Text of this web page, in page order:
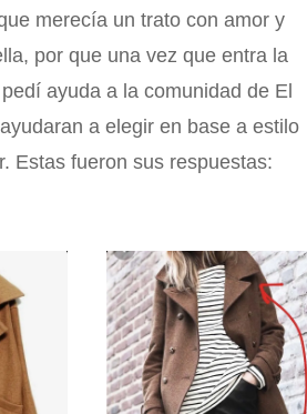
merecía un trato con amor y
por que una vez que entra la
ayuda a la comunidad de El
a elegir en base a estilo
Estas fueron sus respuestas: